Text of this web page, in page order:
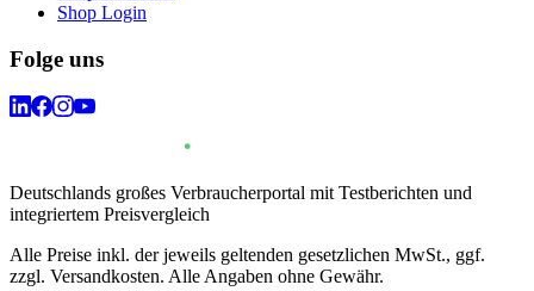
Shop Login
Folge uns
Deutschlands großes Verbraucherportal mit Testberichten und
integriertem Preisvergleich
Alle Preise inkl. der jeweils geltenden gesetzlichen MwSt., ggf.
zzgl. Versandkosten. Alle Angaben ohne Gewähr.